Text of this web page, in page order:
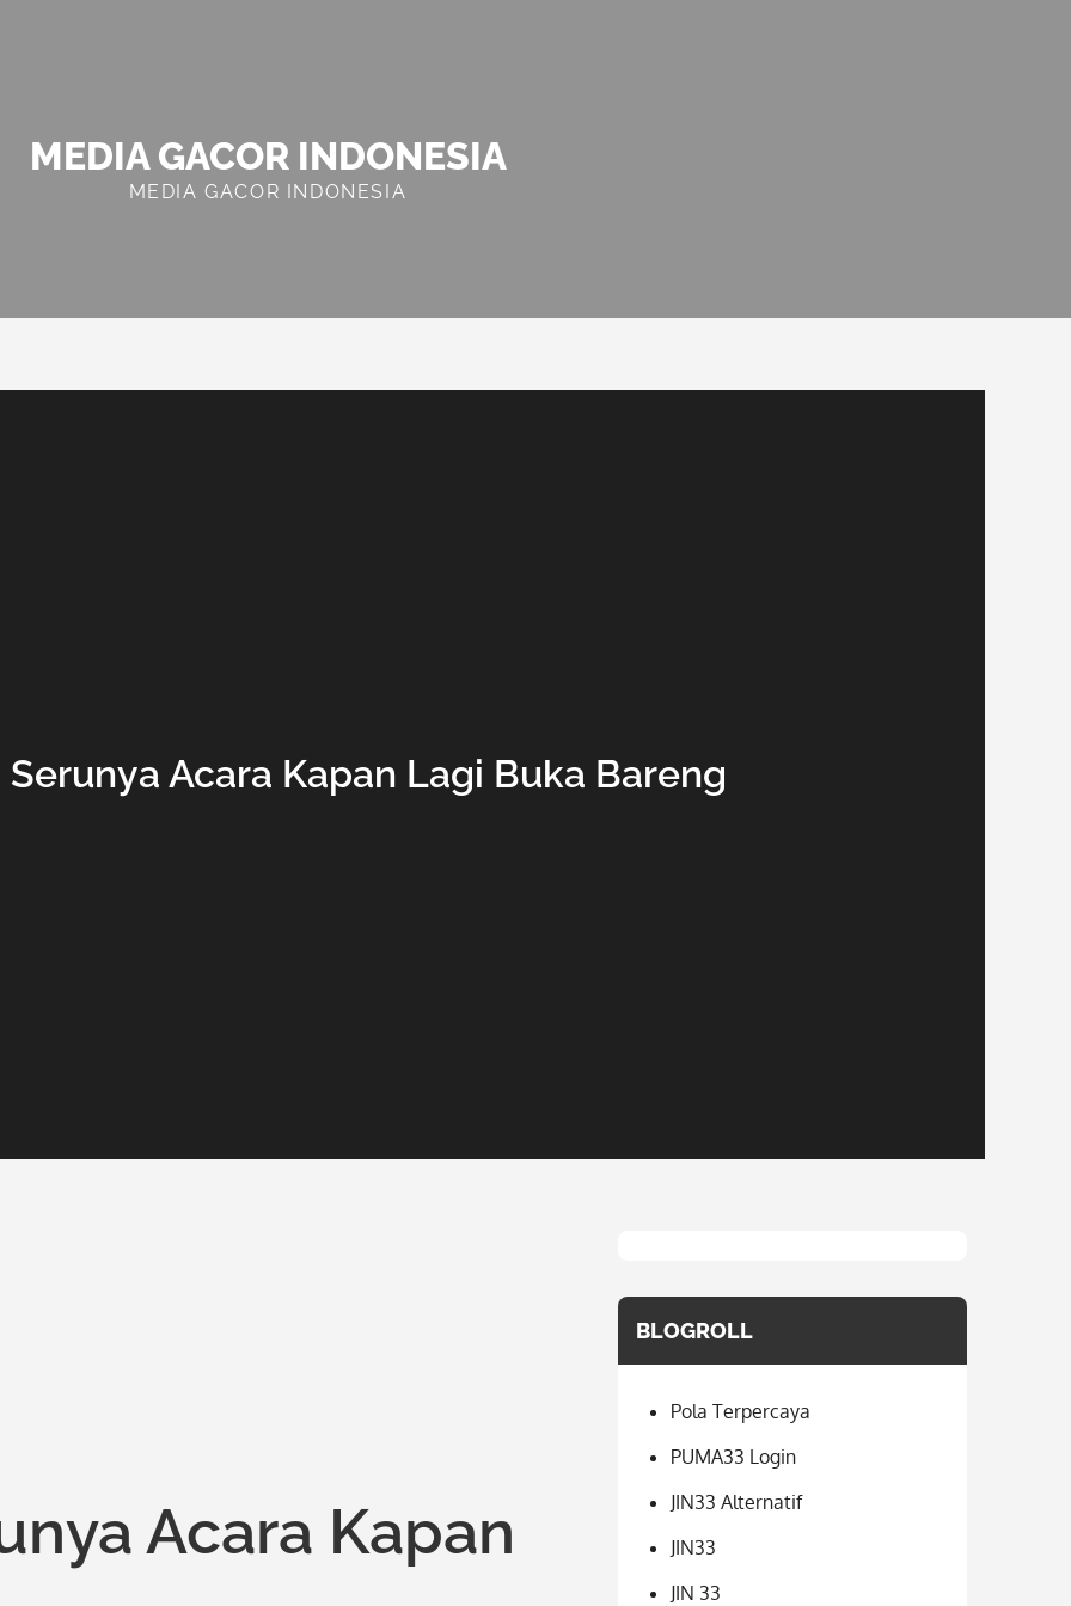
MEDIA GACOR INDONESIA
MEDIA GACOR INDONESIA
Acara Kapan Lagi Buka Bareng
Acara Kapan
BLOGROLL
Pola Terpercaya
PUMA33 Login
JIN33 Alternatif
JIN33
JIN 33